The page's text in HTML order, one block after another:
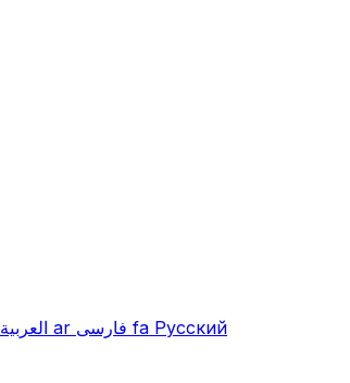
العربية ar فارسی fa Русский